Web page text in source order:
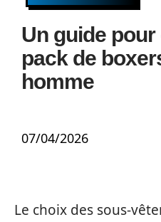
Un guide
pack de
homme
07/04/2026
Le choix des sous-